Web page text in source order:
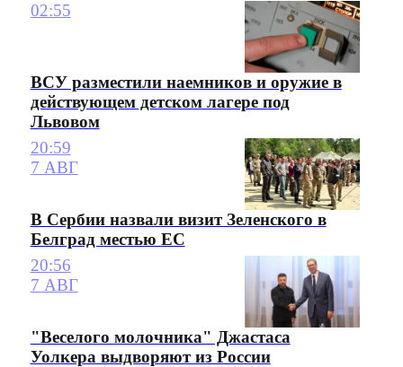
02:55
ВСУ разместили наемников и оружие в
действующем детском лагере под
Львовом
20:59
7 АВГ
В Сербии назвали визит Зеленского в
Белград местью ЕС
20:56
7 АВГ
"Веселого молочника" Джастаса
Уолкера выдворяют из России